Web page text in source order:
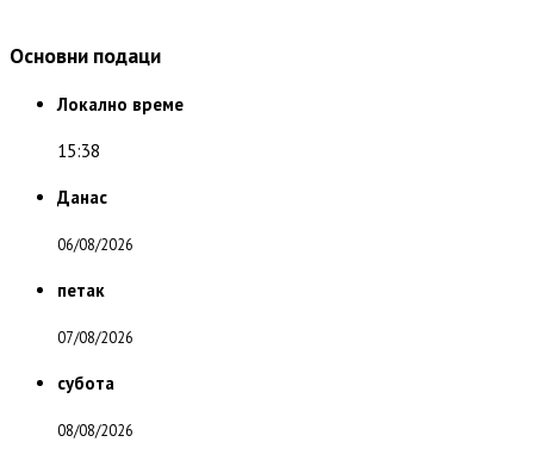
Основни подаци
Локално време
15:38
Данас
06/08/2026
петак
07/08/2026
субота
08/08/2026